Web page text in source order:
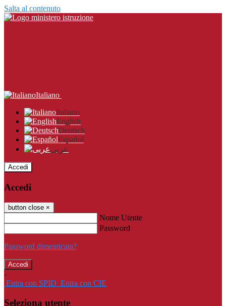
Salta al contenuto
Italiano
Italiano
English
Deutsch
Español
عربى
Accedi
Accedi
button close ×
Nome Utente
Password
Password dimenticata?
-
Entra con SPID Entra con CIE
Seleziona utente